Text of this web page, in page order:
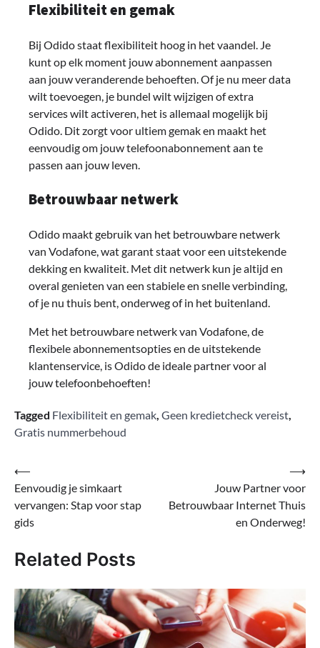
Flexibiliteit en gemak
Bij Odido staat flexibiliteit hoog in het vaandel. Je
kunt op elk moment jouw abonnement aanpassen
aan jouw veranderende behoeften. Of je nu meer data
wilt toevoegen, je bundel wilt wijzigen of extra
services wilt activeren, het is allemaal mogelijk bij
Odido. Dit zorgt voor ultiem gemak en maakt het
eenvoudig om jouw telefoonabonnement aan te
passen aan jouw leven.
Betrouwbaar netwerk
Odido maakt gebruik van het betrouwbare netwerk
van Vodafone, wat garant staat voor een uitstekende
dekking en kwaliteit. Met dit netwerk kun je altijd en
overal genieten van een stabiele en snelle verbinding,
of je nu thuis bent, onderweg of in het buitenland.
Met het betrouwbare netwerk van Vodafone, de
flexibele abonnementsopties en de uitstekende
klantenservice, is Odido de ideale partner voor al
jouw telefoonbehoeften!
Tagged Flexibiliteit en gemak Geen kredietcheck vereist
Gratis nummerbehoud
Bericht
navigatie
⟵
Eenvoudig je simkaart
vervangen: Stap voor stap
gids
Jouw Partner voor
Betrouwbaar Internet Thuis
en Onderweg!
⟶
Related Posts